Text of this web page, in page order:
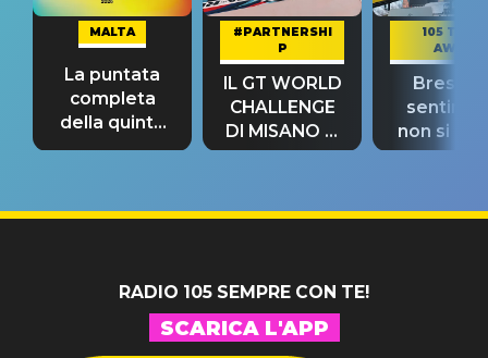
MALTA
La puntata
completa
della quinta
tappa
#PARTNERSHI
P
IL GT WORLD
CHALLENGE
DI MISANO si
riconferma
105 TAKE
AWAY
Bresh:
non si
fino alla
RADIO 105 SEMPRE CON TE!
SCARICA L'APP